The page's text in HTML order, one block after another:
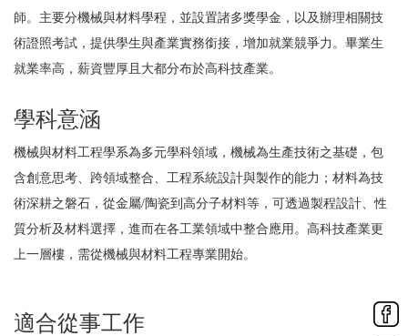
師。主要分機械與材料學程，並設置諸多獎學金，以及辦理相關技
術證照考試，提供學生與產業實務銜接，增加就業競爭力。畢業生
就業率高，薪資豐厚且大都分布於高科技產業。
學科意涵
機械與材料工程學系為多元學科領域，機械為生產技術之基礎，包
含創意思考、跨領域整合、工程系統設計與製作的能力；材料為技
術深耕之磐石，從金屬/陶瓷到高分子材料等，可透過製程設計、性
質分析及材料選擇，進而在各工業領域中整合應用。高科技產業更
上一層樓，需從機械與材料工程專業開始。
適合從事工作